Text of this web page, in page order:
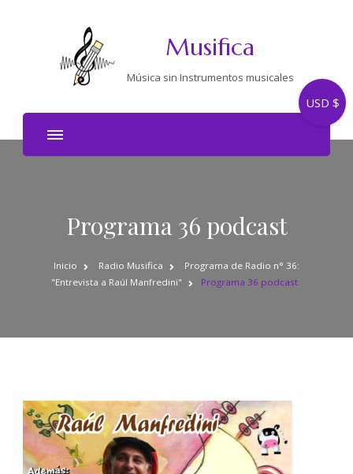
Musifica
Música sin Instrumentos musicales
Programa 36 podcast
Inicio Radio Musifica
Programa de Radio n° 36:
"Entrevista a Raúl Manfredini"
Programa 36 podcast
USD $